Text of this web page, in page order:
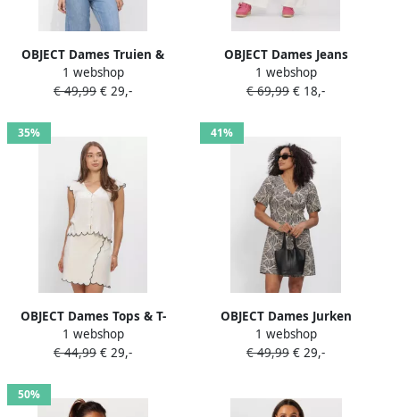
OBJECT Dames Truien &
Vesten Objlaney Rubin Ss
Pullover Creme
1 webshop
€ 49,99 € 29,-
OBJECT Dames Jeans
Objrosie Mw Wide Jeans Wit
1 webshop
€ 69,99 € 18,-
35%
OBJECT Dames Tops & T-
shirts Objsanne S l Lo V-
neck Top Ecru
1 webshop
€ 44,99 € 29,-
41%
OBJECT Dames Jurken
Objnaja S s V-neckshort
Dress Creme
1 webshop
€ 49,99 € 29,-
50%